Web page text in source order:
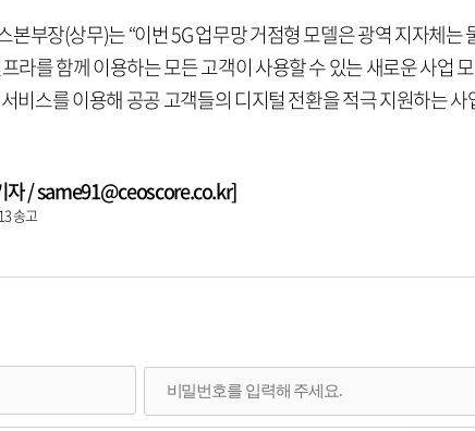
부장(상무)는 “이번 5G 업무망 거점형 모델은 광역 지자체는
라를 함께 이용하는 모든 고객이 사용할 수 있는 새로운 사업
비스를 이용해 공공 고객들의 디지털 전환을 적극 지원하는 사
자 / same91@ceoscore.co.kr]
송고